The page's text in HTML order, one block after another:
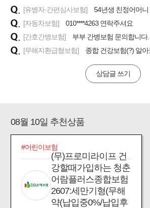
#바뀌기전에 4세대
#추천골프보험
[유병자·간편심사보험]
54년생 친정어머니
[자동차보험]
010****4263 연락주셔요
[간호간병보험]
부부 간병보험 문의합니다.
[무해지환급형보험]
종합 건강보험(?) 알
상담글 쓰기
08월 10일 추천상품
#어린이보험
(무)프로미라이프 건
강할때가입하는 청춘
어람플러스종합보험
2607:세만기형(무해
약(납입중0%/납입후